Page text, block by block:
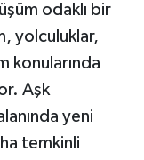
odaklı bir
yolculuklar,
konularında
Aşk
yeni
temkinli